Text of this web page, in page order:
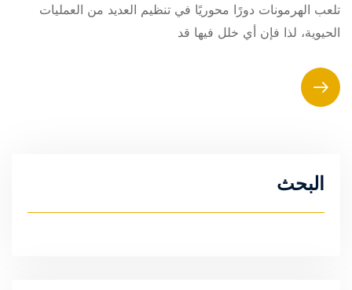
تلعب الهرمونات دورًا محوريًا في تنظيم العديد من العمليات
الحيوية، لذا فإن أي خلل فيها قد
البحث